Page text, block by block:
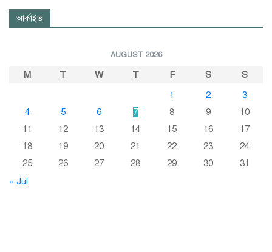
আর্কাইভ
AUGUST 2026
M T W T F S
S
1
2
3
4
5 6 7 8 9
10
11
12 13 14 15 16
17
18
19 20 21 22 23
24
25
26 27 28 29 30
31
« Jul